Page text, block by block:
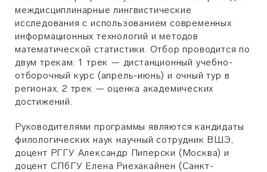
междисциплинарные лингвистические
исследования с использованием современных
информационных технологий и методов
математической статистики. Отбор проводится по
двум трекам: 1 трек — дистанционный учебно-
отборочный курс (апрель-июнь) и очный тур в
регионах, 2 трек — оценка академических
достижений.
Руководителями программы являются кандидаты
филологических наук научный сотрудник ВШЭ,
доцент РГГУ Александр Пиперски (Москва) и
доцент СПбГУ Елена Риехакайнен (Санкт-